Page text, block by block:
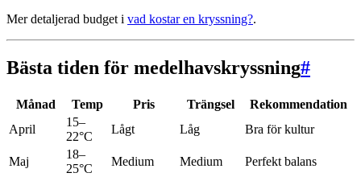
Mer detaljerad budget i vad kostar en kryssning?.
Bästa tiden för medelhavskryssning#
Månad Temp Pris Trängsel
Rekommendation
April
15–
22°C
Lågt Låg Bra för kultur
Maj
18–
25°C
Medium Medium Perfekt balans